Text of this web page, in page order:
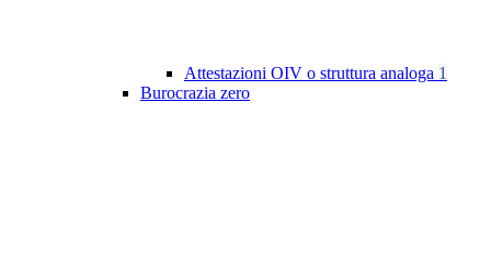
Attestazioni OIV o struttura analoga 1
Burocrazia zero